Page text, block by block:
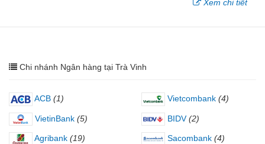
Xem chi tiết
Chi nhánh Ngân hàng tại Trà Vinh
ACB (1) Vietcombank (4)
VietinBank (5) BIDV (2)
Agribank (19) Sacombank (4)